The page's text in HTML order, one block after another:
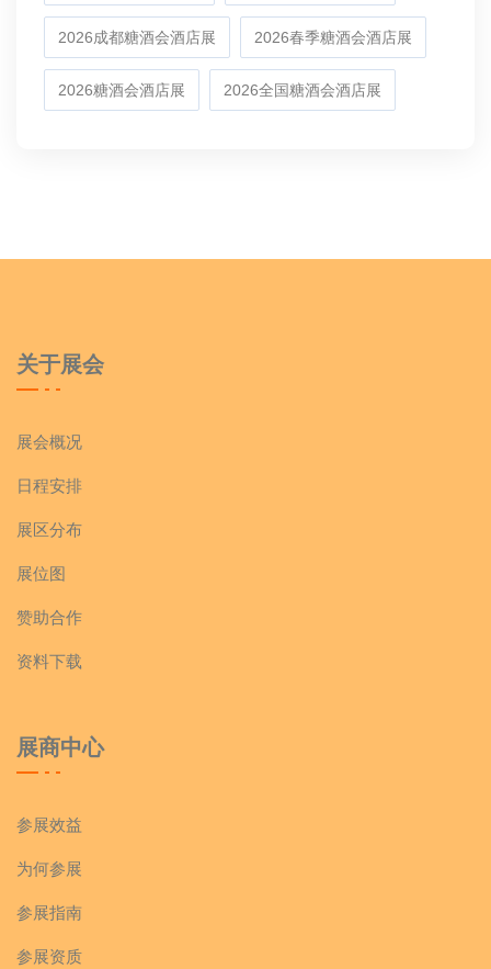
2026成都糖酒会酒店展 2026春季糖酒会酒店展
2026糖酒会酒店展 2026全国糖酒会酒店展
关于展会
展会概况
日程安排
展区分布
展位图
赞助合作
资料下载
展商中心
参展效益
为何参展
参展指南
参展资质